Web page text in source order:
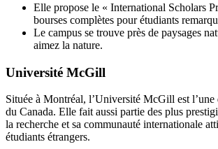
Elle propose le « International Scholars
bourses complètes pour étudiants
Le campus se trouve près de paysages
aimez la nature.
Université McGill
Située à Montréal, l’Université McGill est l’une
du Canada. Elle fait aussi partie des plus
la recherche et sa communauté internationale
étudiants étrangers.